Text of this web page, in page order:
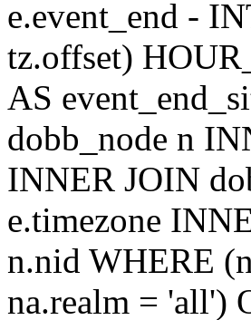
e.event_end -
tz.offset)
AS
dobb_node n
INNER JOIN
e.timezone
n.nid WHERE
na.realm = 'all')